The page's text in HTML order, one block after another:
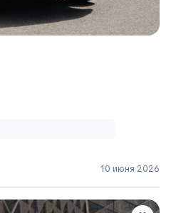
10 июня 2026